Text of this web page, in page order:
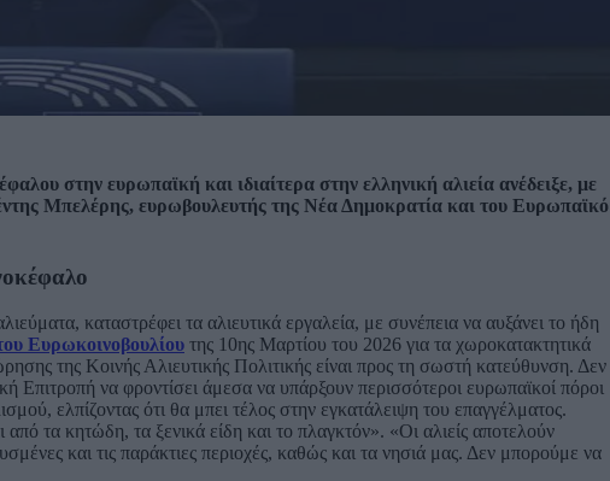
στην ευρωπαϊκή και ιδιαίτερα στην ελληνική αλιεία ανέδειξε, με
Μπελέρης, ευρωβουλευτής της Νέα Δημοκρατία και του Ευρωπαϊκό
καταστρέφει τα αλιευτικά εργαλεία, με συνέπεια να αυξάνει το ήδη
Ευρωκοινοβουλίου της 10ης Μαρτίου του 2026 για τα χωροκατακτητικά
της Κοινής Αλιευτικής Πολιτικής είναι προς τη σωστή κατεύθυνση. Δεν
να φροντίσει άμεσα να υπάρξουν περισσότεροι ευρωπαϊκοί πόροι
ελπίζοντας ότι θα μπει τέλος στην εγκατάλειψη του επαγγέλματος.
από τα κητώδη, τα ξενικά είδη και το πλαγκτόν». «Οι αλιείς αποτελούν
και τις παράκτιες περιοχές, καθώς και τα νησιά μας. Δεν μπορούμε να